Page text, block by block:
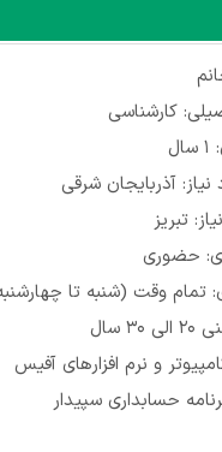
کارشناسی
آذربایجان شرقی
تبریز
حضوری
وقت (شنبه تا چهارشنبه 8 تا
سال
و نرم افزارهای آفیس
حسابداری سپیدار